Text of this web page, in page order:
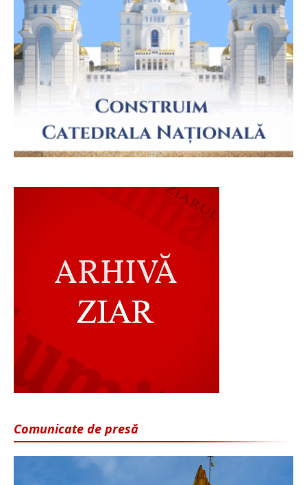
Comunicate de presă